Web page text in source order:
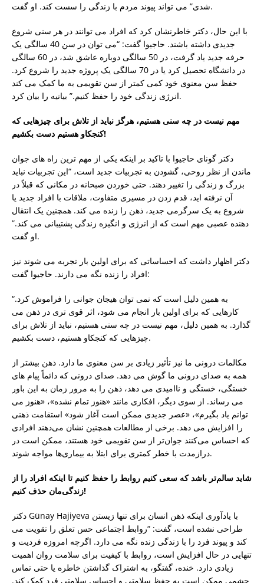
شدی” می تواند پیوند مردم با زندگی را سست کند. او گفت.
با این حال، دکتر خاطرنشان کرد که افراد می توانند در هر سنی شروع
جدیدی داشته باشند. حاجیوا گفت: “می توان در سن 40 سالگی یک
حرفه جدید یاد گرفت، در 50 سالگی دوباره عاشق شد، در 60 سالگی
در دانشگاه تحصیل کرد یا در 70 سالگی یک پروژه جدید را شروع کرد.
حفظ سن معنوی خود کمی کمتر از سن تقویمی به ما کمک می کند
انرژی زندگی خود را حفظ کنیم.” بیانیه را بیان کرد.
مهم نیست در چه سنی هستیم، هرگز نباید از تلاش برای چیزهایی که
کنجکاو هستیم دست بکشیم!
دکتر گونای حاجیوا با تاکید بر اینکه یکی از مهم ترین راه های جوان
ماندن از نظر روحی، گشودن به تجربیات جدید است، “این تجربیات نباید
بزرگ و زندگی را تغییر دهند. حتی خوردن صبحانه در مکانی که قبلاً در
آن نرفته اید، قدم زدن در مسیری متفاوت، ملاقات با افراد جدید یا
شروع به یک سرگرمی جدید، ذهن را زنده می کند. همچنین یک انتقال
دهنده عصبی مهم است که از انرژی و انگیزه زندگی پشتیبانی می کند.”
او گفت.
دکتر اظهار داشت که احساساتی که برای اولین بار تجربه می شوند نیز
افراد را زنده نگه می دارند. حاجیوا گفت:
“به همین دلیل است که نمی توان هیجان جوانی را فراموش کرد.
کارهایی که برای اولین بار انجام می شود، اثر قوی تری در ذهن می
گذارد. به همین دلیل، مهم نیست در چه سنی هستیم، نباید از تلاش برای
چیزهایی که کنجکاو هستیم، دست بکشیم.
مکالمات درونی ما نیز تأثیر زیادی بر سن معنوی ما دارد. ذهن بیشتر از
همه به صدای درونی ما گوش می دهد. صدای درونی که دائماً پیام های
خستگی، خستگی و ناامیدی می دهد، ذهن را به مرور زمان به این باور
می رساند. از سوی دیگر، افکاری مانند «هنوز تمام نشده»، «هنوز می
توانم یاد بگیرم»، «عصر جدیدی ممکن است آغاز شود» استقامت ذهنی
را افزایش می دهد. برخی از مطالعات همچنین نشان می‌دهند افرادی
که احساس می‌کنند جوان‌تر از سن تقویمی خود هستند، ممکن است در
درازمدت با خطر کمتری برای ابتلا به بیماری‌ها مواجه شوند.
شاید سالم‌تر باشد که سعی کنیم روابط را حفظ کنیم تا اینکه افراد را از
زندگی‌مان حذف کنیم!
دکتر Günay Hajiyeva با یادآوری اینکه ذهن انسان برای تنها زیستن
طراحی نشده است، گفت: “روابط اجتماعی حس تعلق را تقویت می
کند و پیوند فرد را با زندگی زنده نگه می دارد. اگرچه امروزه فردیت و
تنهایی در حال افزایش است، روابط با کیفیت برای سلامت روان اهمیت
زیادی دارد. خنده، گفتگو، به اشتراک گذاشتن خاطره یا حتی تماس
چشمی ممکن است به حفظ سلامتی و احساس سلامتی فرد کمک کند.